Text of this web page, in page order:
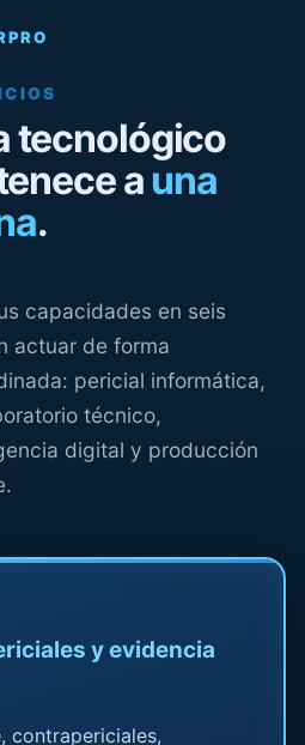
tecnológico
a una
.
capacidades en seis
actuar de forma
pericial informática,
técnico,
digital y producción
y evidencia
contrapericiales,